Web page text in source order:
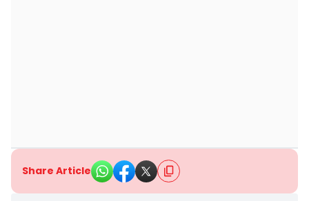
Share Article